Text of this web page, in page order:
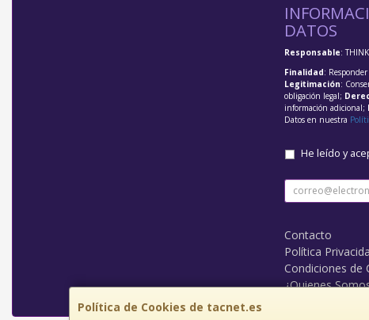
Política de Cookies de tacnet.es
DATOS
Responsable:
Finalidad:
Legitimación:
obligación legal;
información adicional;
Datos en nuestra
He leído y
Contacto
Política
Condiciones de
¿Quienes